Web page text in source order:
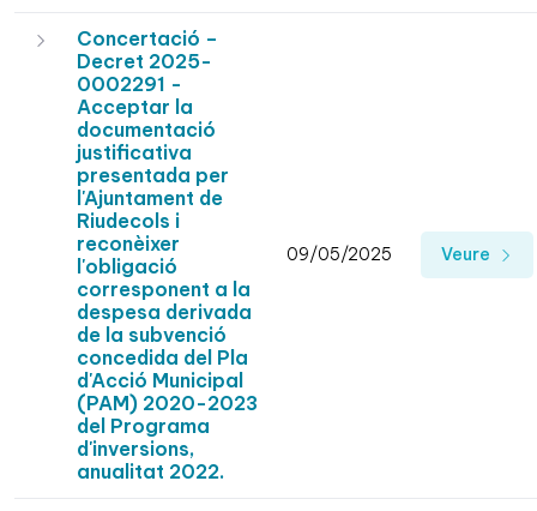
Concertació –
Decret 2025-
0002291 -
Acceptar la
documentació
justificativa
presentada per
l'Ajuntament de
Riudecols i
reconèixer
l'obligació
corresponent a la
despesa derivada
de la subvenció
concedida del Pla
d'Acció Municipal
(PAM) 2020-2023
del Programa
d'inversions,
anualitat 2022.
09/05/2025 Veure